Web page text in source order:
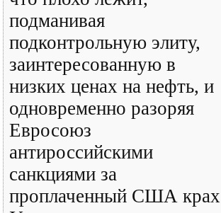
подманивая
подконтрольную элиту,
заинтересованную в
низких ценах на нефть, и
одновременно разоряя
Евросоюз
антироссийскими
санкциями за
проплаченный США крах